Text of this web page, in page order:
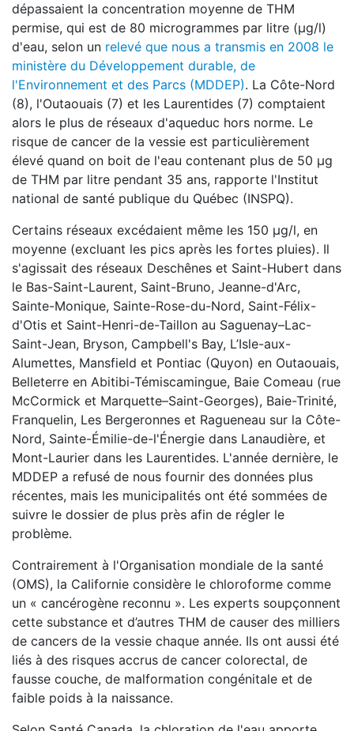
dépassaient la concentration moyenne de THM
permise, qui est de 80 microgrammes par litre (µg/l)
d'eau, selon un relevé que nous a transmis en 2008 le
ministère du Développement durable, de
l'Environnement et des Parcs (MDDEP). La Côte-Nord
(8), l'Outaouais (7) et les Laurentides (7) comptaient
alors le plus de réseaux d'aqueduc hors norme. Le
risque de cancer de la vessie est particulièrement
élevé quand on boit de l'eau contenant plus de 50 µg
de THM par litre pendant 35 ans, rapporte l'Institut
national de santé publique du Québec (INSPQ).
Certains réseaux excédaient même les 150 µg/l, en
moyenne (excluant les pics après les fortes pluies). Il
s'agissait des réseaux Deschênes et Saint-Hubert dans
le Bas-Saint-Laurent, Saint-Bruno, Jeanne-d'Arc,
Sainte-Monique, Sainte-Rose-du-Nord, Saint-Félix-
d'Otis et Saint-Henri-de-Taillon au Saguenay–Lac-
Saint-Jean, Bryson, Campbell's Bay, L’Isle-aux-
Alumettes, Mansfield et Pontiac (Quyon) en Outaouais,
Belleterre en Abitibi-Témiscamingue, Baie Comeau (rue
McCormick et Marquette–Saint-Georges), Baie-Trinité,
Franquelin, Les Bergeronnes et Ragueneau sur la Côte-
Nord, Sainte-Émilie-de-l'Énergie dans Lanaudière, et
Mont-Laurier dans les Laurentides. L'année dernière, le
MDDEP a refusé de nous fournir des données plus
récentes, mais les municipalités ont été sommées de
suivre le dossier de plus près afin de régler le
problème.
Contrairement à l'Organisation mondiale de la santé
(OMS), la Californie considère le chloroforme comme
un « cancérogène reconnu ». Les experts soupçonnent
cette substance et d’autres THM de causer des milliers
de cancers de la vessie chaque année. Ils ont aussi été
liés à des risques accrus de cancer colorectal, de
fausse couche, de malformation congénitale et de
faible poids à la naissance.